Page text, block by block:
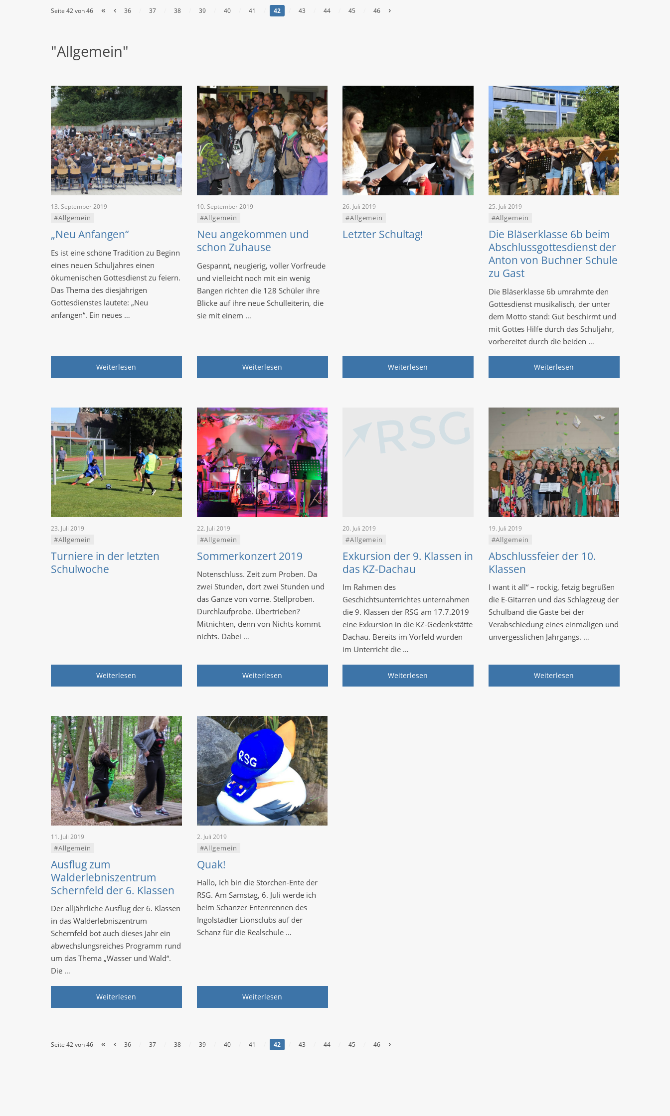
Seite 42 von 46 « ‹ 36 37 38 39 40 41 42 43 44 45 46 ›
"Allgemein"
13. September 2019
#Allgemein
„Neu Anfangen“
Es ist eine schöne Tradition zu Beginn
eines neuen Schuljahres einen
ökumenischen Gottesdienst zu feiern.
Das Thema des diesjährigen
Gottesdienstes lautete: „Neu
anfangen“. Ein neues …
Weiterlesen
10. September 2019
#Allgemein
Neu angekommen und
schon Zuhause
Gespannt, neugierig, voller Vorfreude
und vielleicht noch mit ein wenig
Bangen richten die 128 Schüler ihre
Blicke auf ihre neue Schulleiterin, die
sie mit einem …
Weiterlesen
26. Juli 2019
#Allgemein
Letzter Schultag!
Weiterlesen
25. Juli 2019
#Allgemein
Die Bläserklasse 6b beim
Abschlussgottesdienst der
Anton von Buchner Schule
zu Gast
Die Bläserklasse 6b umrahmte den
Gottesdienst musikalisch, der unter
dem Motto stand: Gut beschirmt und
mit Gottes Hilfe durch das Schuljahr,
vorbereitet durch die beiden …
Weiterlesen
23. Juli 2019
#Allgemein
Turniere in der letzten
Schulwoche
Weiterlesen
22. Juli 2019
#Allgemein
Sommerkonzert 2019
Notenschluss. Zeit zum Proben. Da
zwei Stunden, dort zwei Stunden und
das Ganze von vorne. Stellproben.
Durchlaufprobe. Übertrieben?
Mitnichten, denn von Nichts kommt
nichts. Dabei …
Weiterlesen
20. Juli 2019
#Allgemein
Exkursion der 9. Klassen in
das KZ-Dachau
Im Rahmen des
Geschichtsunterrichtes unternahmen
die 9. Klassen der RSG am 17.7.2019
eine Exkursion in die KZ-Gedenkstätte
Dachau. Bereits im Vorfeld wurden
im Unterricht die …
Weiterlesen
19. Juli 2019
#Allgemein
Abschlussfeier der 10.
Klassen
I want it all“ – rockig, fetzig begrüßen
die E-Gitarren und das Schlagzeug der
Schulband die Gäste bei der
Verabschiedung eines einmaligen und
unvergesslichen Jahrgangs. …
Weiterlesen
11. Juli 2019
#Allgemein
Ausflug zum
Walderlebniszentrum
Schernfeld der 6. Klassen
Der alljährliche Ausflug der 6. Klassen
in das Walderlebniszentrum
Schernfeld bot auch dieses Jahr ein
abwechslungsreiches Programm rund
um das Thema „Wasser und Wald“.
Die …
Weiterlesen
2. Juli 2019
#Allgemein
Quak!
Hallo, Ich bin die Storchen-Ente der
RSG. Am Samstag, 6. Juli werde ich
beim Schanzer Entenrennen des
Ingolstädter Lionsclubs auf der
Schanz für die Realschule …
Weiterlesen
Seite 42 von 46 « ‹ 36 37 38 39 40 41 42 43 44 45 46 ›